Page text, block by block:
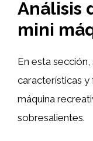
Análisis
mini
En esta
características y
máquina
sobresalientes.